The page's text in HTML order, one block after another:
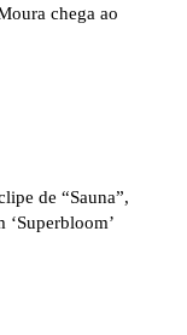
chega ao
de “Sauna”,